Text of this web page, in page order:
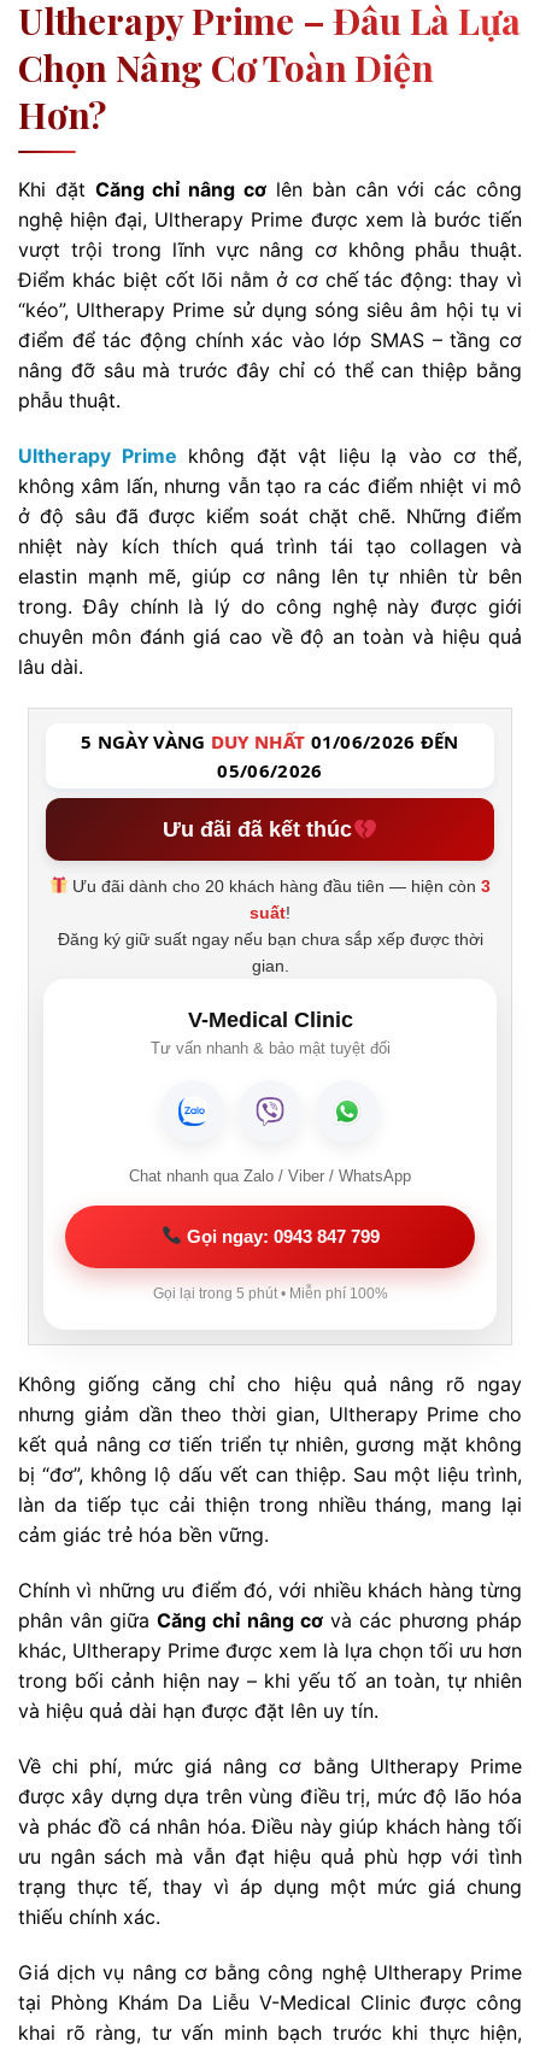
Ultherapy Prime – Đâu Là Lựa
Chọn Nâng Cơ Toàn Diện
Hơn?
Khi đặt Căng chỉ nâng cơ lên bàn cân với các công
nghệ hiện đại, Ultherapy Prime được xem là bước tiến
vượt trội trong lĩnh vực nâng cơ không phẫu thuật.
Điểm khác biệt cốt lõi nằm ở cơ chế tác động: thay vì
“kéo”, Ultherapy Prime sử dụng sóng siêu âm hội tụ vi
điểm để tác động chính xác vào lớp SMAS – tầng cơ
nâng đỡ sâu mà trước đây chỉ có thể can thiệp bằng
phẫu thuật.
Ultherapy Prime không đặt vật liệu lạ vào cơ thể,
không xâm lấn, nhưng vẫn tạo ra các điểm nhiệt vi mô
ở độ sâu đã được kiểm soát chặt chẽ. Những điểm
nhiệt này kích thích quá trình tái tạo collagen và
elastin mạnh mẽ, giúp cơ nâng lên tự nhiên từ bên
trong. Đây chính là lý do công nghệ này được giới
chuyên môn đánh giá cao về độ an toàn và hiệu quả
lâu dài.
5 NGÀY VÀNG DUY NHẤT 01/06/2026 ĐẾN
05/06/2026
Ưu đãi đã kết thúc
Ưu đãi dành cho 20 khách hàng đầu tiên — hiện còn3
suất!
Đăng ký giữ suất ngay nếu bạn chưa sắp xếp được thời
gian.
V-Medical Clinic
Tư vấn nhanh & bảo mật tuyệt đối
Chat nhanh qua Zalo / Viber / WhatsApp
Gọi ngay: 0943 847 799
Gọi lại trong 5 phút • Miễn phí 100%
Không giống căng chỉ cho hiệu quả nâng rõ ngay
nhưng giảm dần theo thời gian, Ultherapy Prime cho
kết quả nâng cơ tiến triển tự nhiên, gương mặt không
bị “đơ”, không lộ dấu vết can thiệp. Sau một liệu trình,
làn da tiếp tục cải thiện trong nhiều tháng, mang lại
cảm giác trẻ hóa bền vững.
Chính vì những ưu điểm đó, với nhiều khách hàng từng
phân vân giữaCăng chỉ nâng cơvà các phương pháp
khác, Ultherapy Prime được xem là lựa chọn tối ưu hơn
trong bối cảnh hiện nay – khi yếu tố an toàn, tự nhiên
và hiệu quả dài hạn được đặt lên uy tín.
Về chi phí, mức giá nâng cơ bằng Ultherapy Prime
được xây dựng dựa trên vùng điều trị, mức độ lão hóa
và phác đồ cá nhân hóa. Điều này giúp khách hàng tối
ưu ngân sách mà vẫn đạt hiệu quả phù hợp với tình
trạng thực tế, thay vì áp dụng một mức giá chung
thiếu chính xác.
Giá dịch vụ nâng cơ bằng công nghệ Ultherapy Prime
tại Phòng Khám Da Liễu V-Medical Clinic được công
khai rõ ràng, tư vấn minh bạch trước khi thực hiện,